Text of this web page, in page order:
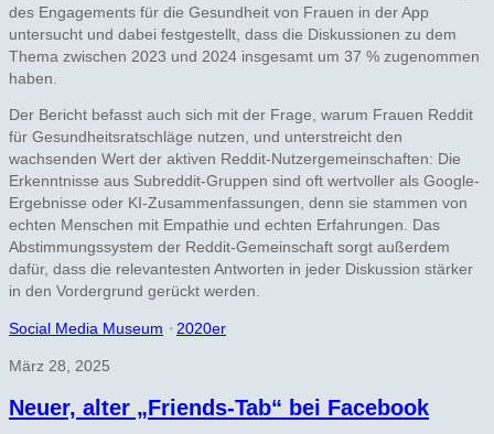
des Engagements für die Gesundheit von Frauen in der App
untersucht und dabei festgestellt, dass die Diskussionen zu dem
Thema zwischen 2023 und 2024 insgesamt um 37 % zugenommen
haben.
Der Bericht befasst auch sich mit der Frage, warum Frauen Reddit
für Gesundheitsratschläge nutzen, und unterstreicht den
wachsenden Wert der aktiven Reddit-Nutzergemeinschaften: Die
Erkenntnisse aus Subreddit-Gruppen sind oft wertvoller als Google-
Ergebnisse oder KI-Zusammenfassungen, denn sie stammen von
echten Menschen mit Empathie und echten Erfahrungen. Das
Abstimmungssystem der Reddit-Gemeinschaft sorgt außerdem
dafür, dass die relevantesten Antworten in jeder Diskussion stärker
in den Vordergrund gerückt werden.
Social Media Museum ⋅ 2020er
März 28, 2025
Neuer, alter „Friends-Tab“ bei Facebook